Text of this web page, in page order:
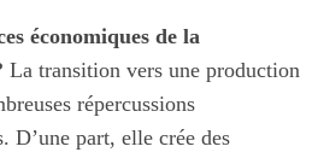
économiques de la
La transition vers une production
répercussions
D’une part, elle crée des